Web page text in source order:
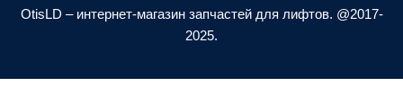
a
t
p
OtisLD – интернет-магазин запчастей для лифтов. @2017-
2025.